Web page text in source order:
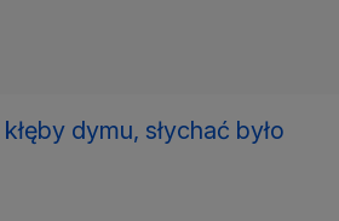
dymu, słychać było